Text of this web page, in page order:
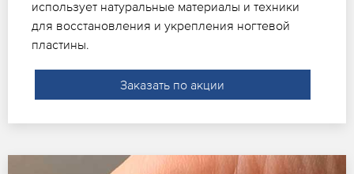
использует натуральные материалы и техники
для восстановления и укрепления ногтевой
пластины.
Заказать по акции